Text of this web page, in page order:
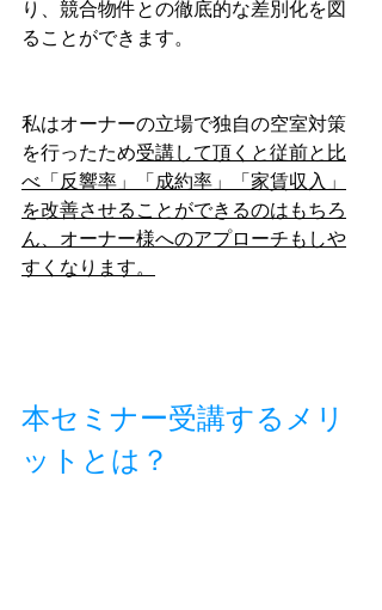
り、競合物件との徹底的な差別化を図
ることができます。
私はオーナーの立場で独自の空室対策
を行ったため受講して頂くと従前と比
べ「反響率」「成約率」「家賃収入」
を改善させることができるのはもちろ
ん、オーナー様へのアプローチもしや
すくなります。
本セミナー受講するメリ
ットとは？